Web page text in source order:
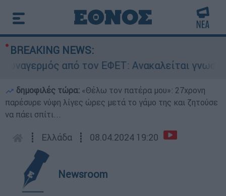
BREAKING NEWS:
από τον ΕΦΕΤ: Ανακαλείται γνωστή
δημοφιλές τώρα: «Θέλω τον πατέρα μου»: 27χρονη
παρέσυρε νύφη λίγες ώρες μετά το γάμο της και ζητούσε
να πάει σπίτι...
┋ Ελλάδα ┋ 08.04.2024 19:20
Newsroom